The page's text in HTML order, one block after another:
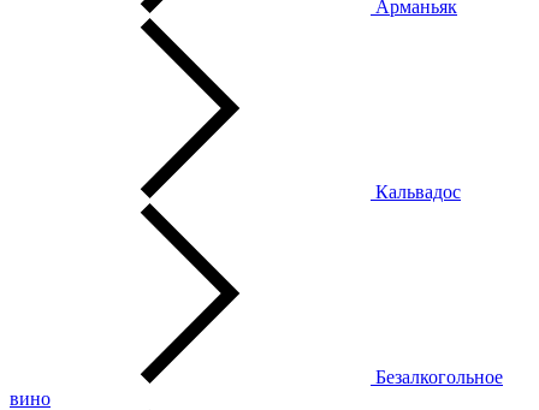
Арманьяк
Кальвадос
Безалкогольное
вино